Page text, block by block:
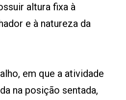
altura fixa à
e à natureza da
em que a atividade
na posição sentada,